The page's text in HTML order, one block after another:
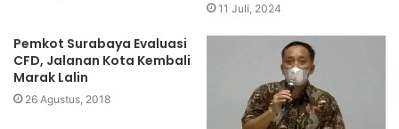
11 Juli, 2024
Pemkot Surabaya Evaluasi
CFD, Jalanan Kota Kembali
Marak Lalin
26 Agustus, 2018